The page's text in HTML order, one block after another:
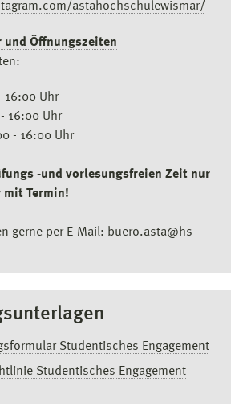
astahochschulewismar/
und Öffnungszeiten
16:00 Uhr
16:00 Uhr
- 16:00 Uhr
-und vorlesungsfreien Zeit nur
mit Termin!
gerne per E-Mail: buero.asta@hs-
Studentisches Engagement
Studentisches Engagement